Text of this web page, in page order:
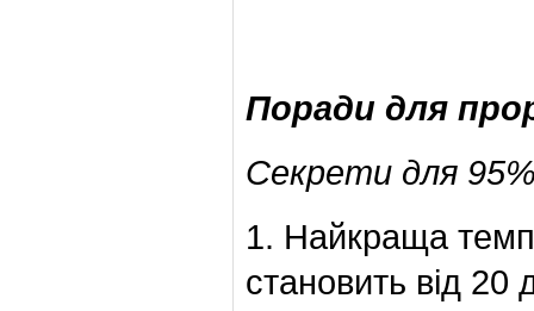
Поради для
Секрети для
1. Найкраща
становить від